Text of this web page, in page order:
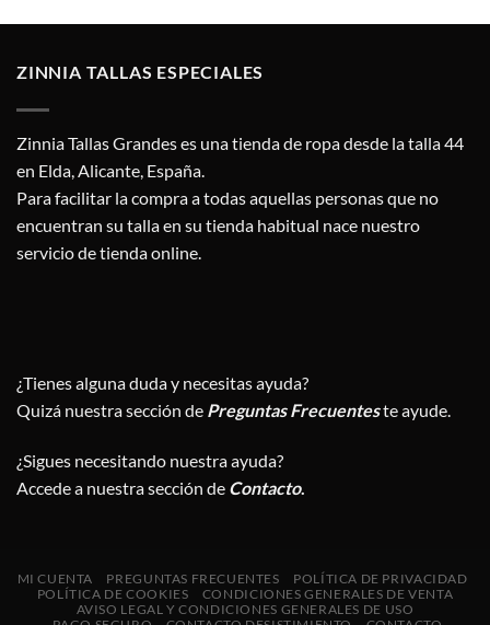
ZINNIA TALLAS ESPECIALES
Zinnia Tallas Grandes es una tienda de ropa desde la talla 44
en Elda, Alicante, España.
Para facilitar la compra a todas aquellas personas que no
encuentran su talla en su tienda habitual nace nuestro
servicio de tienda online.
¿Tienes alguna duda y necesitas ayuda?
Quizá nuestra sección de Preguntas Frecuenteste ayude.
¿Sigues necesitando nuestra ayuda?
Accede a nuestra sección de Contacto.
MI CUENTA PREGUNTAS FRECUENTES
POLÍTICA DE PRIVACIDAD
POLÍTICA DE COOKIES
CONDICIONES GENERALES DE VENTA
AVISO LEGAL Y CONDICIONES GENERALES DE USO